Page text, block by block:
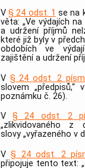
V § 24 odst. 1 se na
věta: „Ve výdajích
a udržení příjmů
které již byly v
obdobích ve
zajištění a udržení
V § 24 odst. 2
slovem „předpisů,“
poznámku č. 26).
V§ 24 odst. 2
„zlikvidovaného z
slovy „vyřazeného v
V§ 24 odst. 2
připojuje tento text: